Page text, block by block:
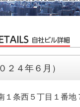
２４年６月）
１条西５丁目１番地